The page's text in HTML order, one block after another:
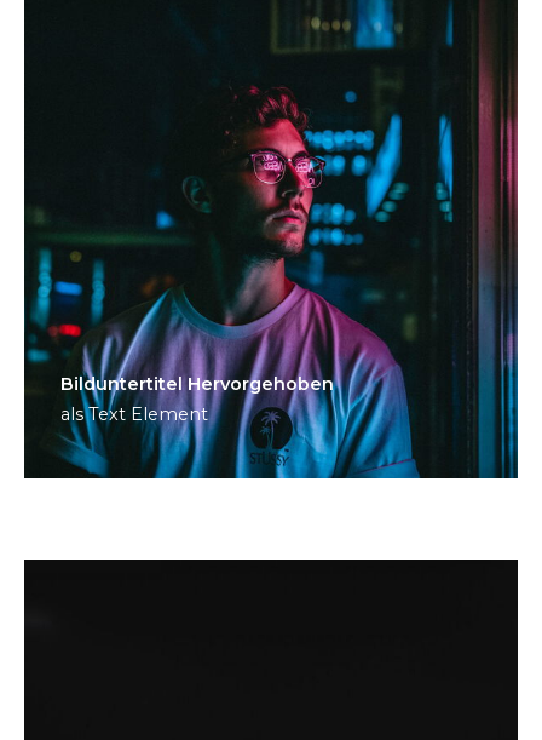
Bild­unter­titel Hervorgehoben
als Text Element